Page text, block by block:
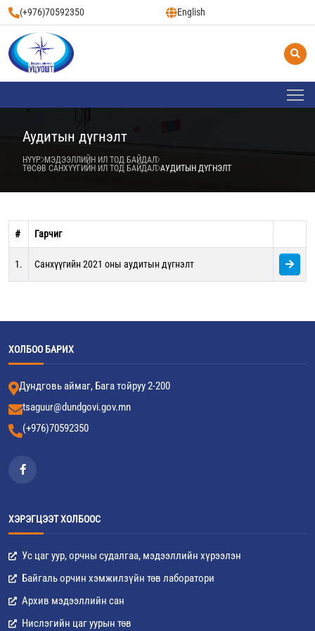
(+976)70592350 English
Аудитын дүгнэлт
НҮҮР МЭДЭЭЛЛИЙН ИЛ ТОД БАЙДАЛ
ТӨСӨВ САНХҮҮГИЙН ИЛ ТОД БАЙДАЛ АУДИТЫН ДҮГНЭЛТ
# Гарчиг
1. Санхүүгийн 2021 оны аудитын дүгнэлт
ХОЛБОО БАРИХ
Дундговь аймаг, Бага тойруу 2-200
tsaguur@dundgovi.gov.mn
(+976)70592350
ХЭРЭГЦЭЭТ ХОЛБООС
Ус цаг уур, орчны судалгаа, мэдээллийн хүрээлэн
Байгаль орчин хэмжилзүйн төв лаборатори
Архив мэдээллийн сан
Нислэгийн цаг уурын төв